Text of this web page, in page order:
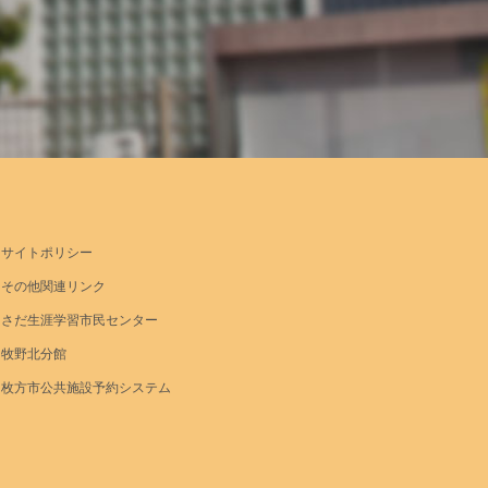
サイトポリシー
その他関連リンク
さだ生涯学習市民センター
牧野北分館
枚方市公共施設予約システム